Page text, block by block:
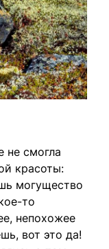
не смогла
красоты:
могущество
то
непохожее
вот это да!